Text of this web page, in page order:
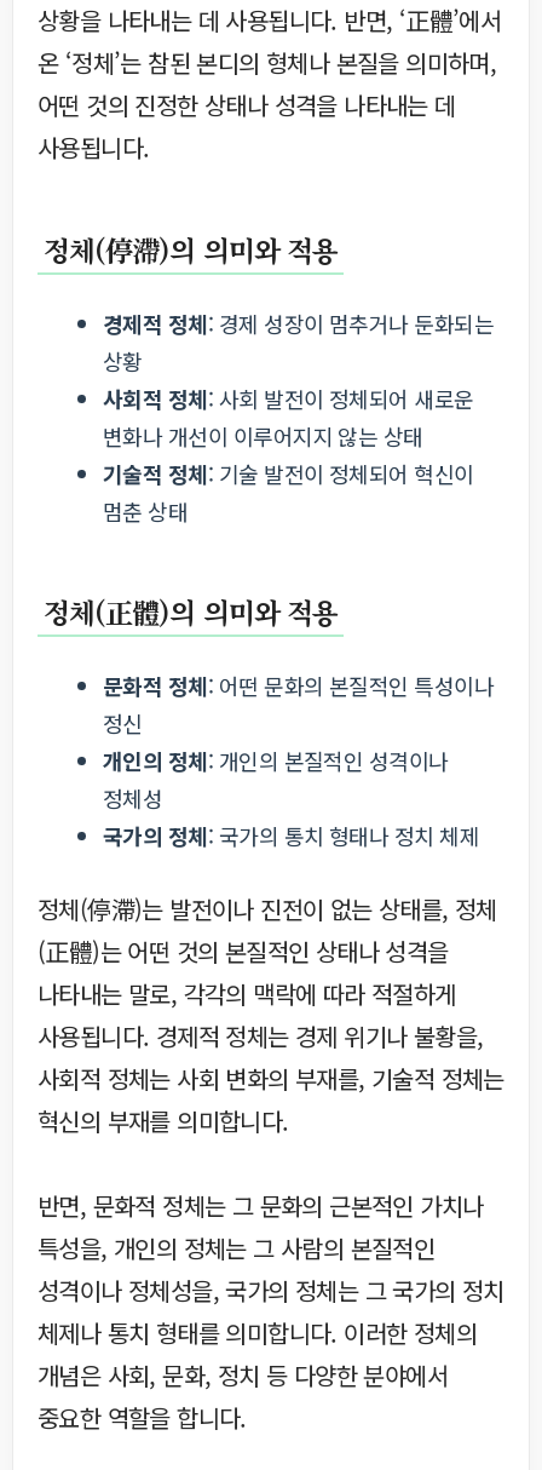
상황을 나타내는 데 사용됩니다. 반면, ‘正體’에서
온 ‘정체’는 참된 본디의 형체나 본질을 의미하며,
어떤 것의 진정한 상태나 성격을 나타내는 데
사용됩니다.
정체(停滯)의 의미와 적용
경제적 정체: 경제 성장이 멈추거나 둔화되는
상황
사회적 정체: 사회 발전이 정체되어 새로운
변화나 개선이 이루어지지 않는 상태
기술적 정체: 기술 발전이 정체되어 혁신이
멈춘 상태
정체(正體)의 의미와 적용
문화적 정체: 어떤 문화의 본질적인 특성이나
정신
개인의 정체: 개인의 본질적인 성격이나
정체성
국가의 정체: 국가의 통치 형태나 정치 체제
정체(停滯)는 발전이나 진전이 없는 상태를, 정체
(正體)는 어떤 것의 본질적인 상태나 성격을
나타내는 말로, 각각의 맥락에 따라 적절하게
사용됩니다. 경제적 정체는 경제 위기나 불황을,
사회적 정체는 사회 변화의 부재를, 기술적 정체는
혁신의 부재를 의미합니다.
반면, 문화적 정체는 그 문화의 근본적인 가치나
특성을, 개인의 정체는 그 사람의 본질적인
성격이나 정체성을, 국가의 정체는 그 국가의 정치
체제나 통치 형태를 의미합니다. 이러한 정체의
개념은 사회, 문화, 정치 등 다양한 분야에서
중요한 역할을 합니다.